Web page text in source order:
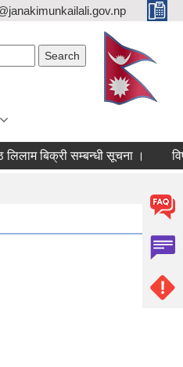
बिक्री सम्बन्धी सूचना ।